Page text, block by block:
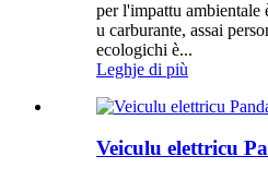
per l'impattu ambientale
u carburante, assai
ecologichi è...
Leghje di più
Veiculu elettricu